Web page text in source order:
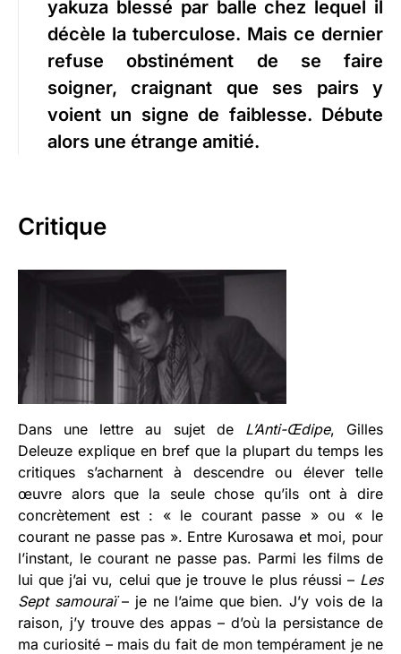
yakuza blessé par balle chez lequel il
décèle la tuberculose. Mais ce dernier
refuse obstinément de se faire
soigner, craignant que ses pairs y
voient un signe de faiblesse. Débute
alors une étrange amitié.
Critique
Dans une lettre au sujet de L’Anti-Œdipe, Gilles
Deleuze explique en bref que la plupart du temps les
critiques s’acharnent à descendre ou élever telle
œuvre alors que la seule chose qu’ils ont à dire
concrètement est : « le courant passe » ou « le
courant ne passe pas ». Entre Kurosawa et moi, pour
l’instant, le courant ne passe pas. Parmi les films de
lui que j’ai vu, celui que je trouve le plus réussi – Les
Sept samouraï– je ne l’aime que bien. J’y vois de la
raison, j’y trouve des appas – d’où la persistance de
ma curiosité – mais du fait de mon tempérament je ne